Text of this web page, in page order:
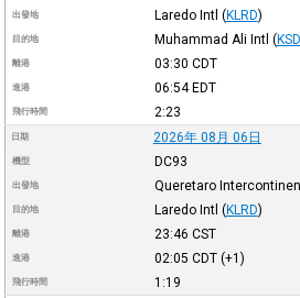
出發地 Laredo Intl (KLRD)
目的地 Muhammad Ali Intl (
離港 03:30 CDT
進港 06:54EDT
飛行時間 2:23
日期 2026年 08月 06日
機型 DC93
出發地 Queretaro
目的地 Laredo Intl (KLRD)
離港 23:46 CST
進港 02:05 CDT(+1)
飛行時間 1:19